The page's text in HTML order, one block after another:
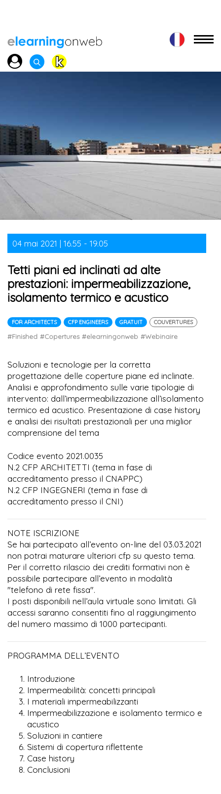
04 mai 2021 | 16.55 - 19.05
Tetti piani ed inclinati ad alte
prestazioni: impermeabilizzazione,
isolamento termico e acustico
FOR ARCHITECTS CFP ENGINEERS GRATUIT COUVERTURES
#Finished #Copertures #elearningonweb #Webinaire
Soluzioni e tecnologie per la corretta
progettazione delle coperture piane ed inclinate.
Analisi e approfondimento sulle varie tipologie di
intervento: dall’impermeabilizzazione all’isolamento
termico ed acustico. Presentazione di case history
e analisi dei risultati prestazionali per una miglior
comprensione del tema
Codice evento 2021.0035
N.2 CFP ARCHITETTI (tema in fase di
accreditamento presso il CNAPPC)
N.2 CFP INGEGNERI (tema in fase di
accreditamento presso il CNI)
NOTE ISCRIZIONE
Se hai partecipato all’evento on-line del 03.03.2021
non potrai maturare ulteriori cfp su questo tema.
Per il corretto rilascio dei crediti formativi non è
possibile partecipare all’evento in modalità
"telefono di rete fissa".
I posti disponibili nell’aula virtuale sono limitati. Gli
accessi saranno consentiti fino al raggiungimento
del numero massimo di 1000 partecipanti.
PROGRAMMA DELL’EVENTO
Introduzione
Impermeabilità: concetti principali
I materiali impermeabilizzanti
Impermeabilizzazione e isolamento termico e
acustico
Soluzioni in cantiere
Sistemi di copertura riflettente
Case history
Conclusioni